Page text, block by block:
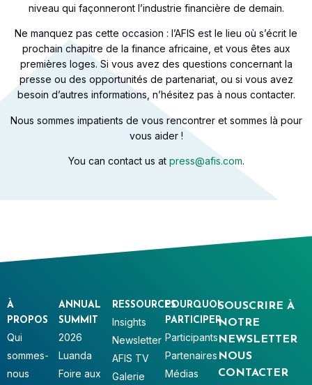
niveau qui façonneront l’industrie financière de demain.
Ne manquez pas cette occasion : l’AFIS est le lieu où s’écrit le
prochain chapitre de la finance africaine, et vous êtes aux
premières loges. Si vous avez des questions concernant la
presse ou des opportunités de partenariat, ou si vous avez
besoin d’autres informations, n’hésitez pas à nous contacter.
Nous sommes impatients de vous rencontrer et sommes là pour
vous aider !
You can contact us at press@afis.com.​
SOUSCRIRE À
NOTRE
NEWSLETTER
NOUS
CONTACTER
À
PROPOS
Qui
sommes-
nous
ANNUAL
SUMMIT
2026
Luanda
Foire aux
RESSOURCES
Insights
Newsletter
AFIS TV
Galerie
POURQUOI
PARTICIPER
Participants
Partenaires
Médias